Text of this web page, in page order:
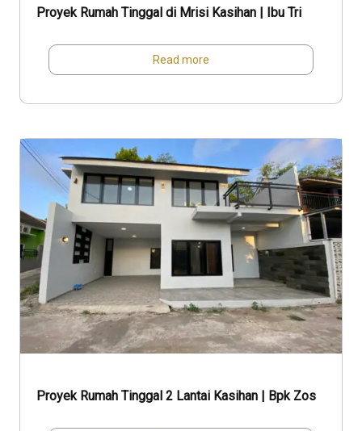
Proyek Rumah Tinggal di Mrisi Kasihan | Ibu Tri
Read more
Proyek Rumah Tinggal 2 Lantai Kasihan | Bpk Zos